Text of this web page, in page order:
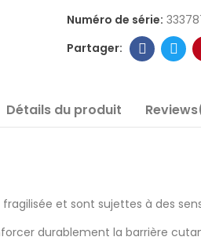
Numéro de série:
Détails du produit
et sont sujettes à des
durablement la barrière